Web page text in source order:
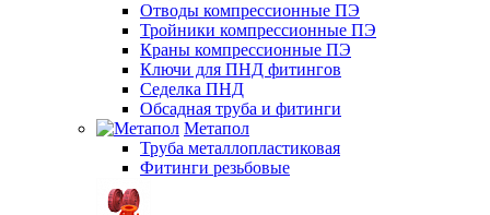
Отводы компрессионные ПЭ
Тройники компрессионные ПЭ
Краны компрессионные ПЭ
Ключи для ПНД фитингов
Седелка ПНД
Обсадная труба и фитинги
Метапол
Труба металлопластиковая
Фитинги резьбовые